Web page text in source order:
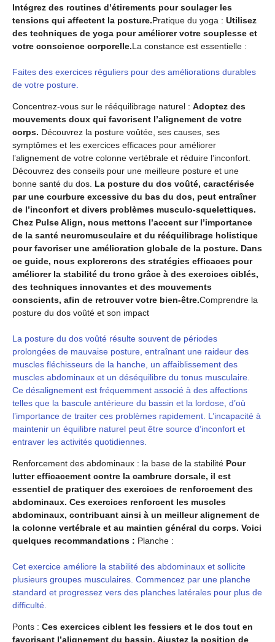
Intégrez des routines d’étirements pour soulager les
tensions qui affectent la posture.Pratique du yoga : Utilisez
des techniques de yoga pour améliorer votre souplesse et
votre conscience corporelle.La constance est essentielle :
Faites des exercices réguliers pour des améliorations durables
de votre posture.
Concentrez-vous sur le rééquilibrage naturel : Adoptez des
mouvements doux qui favorisent l’alignement de votre
corps. Découvrez la posture voûtée, ses causes, ses
symptômes et les exercices efficaces pour améliorer
l’alignement de votre colonne vertébrale et réduire l’inconfort.
Découvrez des conseils pour une meilleure posture et une
bonne santé du dos. La posture du dos voûté, caractérisée
par une courbure excessive du bas du dos, peut entraîner
de l’inconfort et divers problèmes musculo-squelettiques.
Chez Pulse Align, nous mettons l’accent sur l’importance
de la santé neuromusculaire et du rééquilibrage holistique
pour favoriser une amélioration globale de la posture. Dans
ce guide, nous explorerons des stratégies efficaces pour
améliorer la stabilité du tronc grâce à des exercices ciblés,
des techniques innovantes et des mouvements
conscients, afin de retrouver votre bien-être.Comprendre la
posture du dos voûté et son impact
La posture du dos voûté résulte souvent de périodes
prolongées de mauvaise posture, entraînant une raideur des
muscles fléchisseurs de la hanche, un affaiblissement des
muscles abdominaux et un déséquilibre du tonus musculaire.
Ce désalignement est fréquemment associé à des affections
telles que la bascule antérieure du bassin et la lordose, d’où
l’importance de traiter ces problèmes rapidement. L’incapacité à
maintenir un équilibre naturel peut être source d’inconfort et
entraver les activités quotidiennes.
Renforcement des abdominaux : la base de la stabilité Pour
lutter efficacement contre la cambrure dorsale, il est
essentiel de pratiquer des exercices de renforcement des
abdominaux. Ces exercices renforcent les muscles
abdominaux, contribuant ainsi à un meilleur alignement de
la colonne vertébrale et au maintien général du corps. Voici
quelques recommandations : Planche :
Cet exercice améliore la stabilité des abdominaux et sollicite
plusieurs groupes musculaires. Commencez par une planche
standard et progressez vers des planches latérales pour plus de
difficulté.
Ponts : Ces exercices ciblent les fessiers et le dos tout en
favorisant l’alignement du bassin. Ajustez la position de